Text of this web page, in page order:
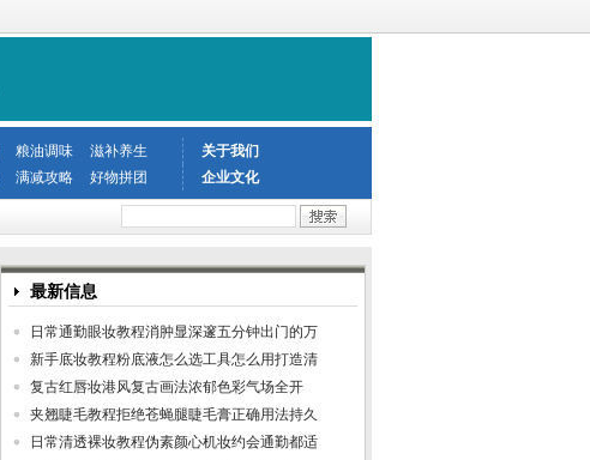
粮油调味 滋补养生
关于我们
满减攻略 好物拼团 企业文化
最新信息
日常通勤眼妆教程消肿显深邃五分钟出门的万
新手底妆教程粉底液怎么选工具怎么用打造清
复古红唇妆港风复古画法浓郁色彩气场全开
夹翘睫毛教程拒绝苍蝇腿睫毛膏正确用法持久
日常清透裸妆教程伪素颜心机妆约会通勤都适